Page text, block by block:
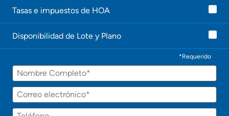
c
t
r
á
r
Tasas e impuestos de HOA
Disponibilidad de Lote y Plano
*Requerido
Nombre
Correo
electrónico
Teléfono